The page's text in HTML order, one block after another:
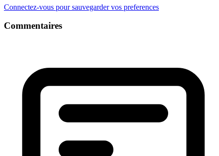
Connectez-vous pour sauvegarder vos preferences
Commentaires